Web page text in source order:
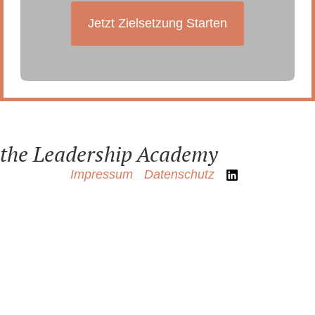
Jetzt Zielsetzung Starten
the Leadership Academy
Impressum Datenschutz